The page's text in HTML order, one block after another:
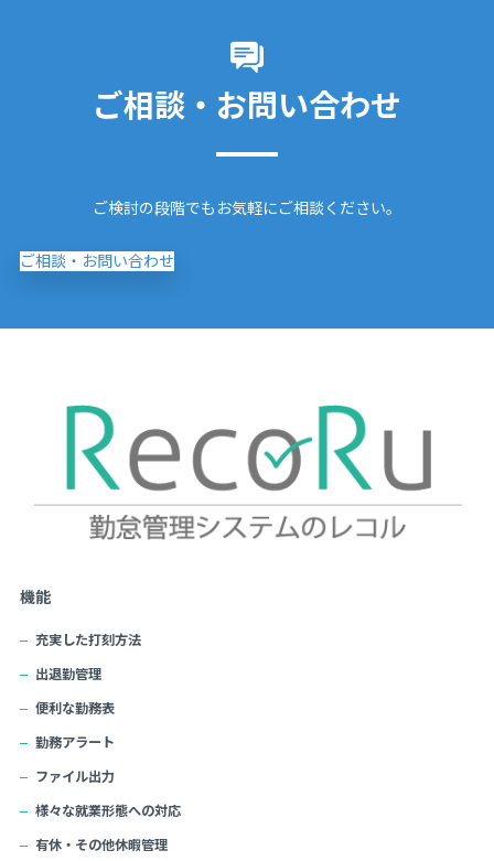
ご相談・お問い合わせ
ご検討の段階でもお気軽にご相談ください。
ご相談・お問い合わせ
機能
充実した打刻方法
出退勤管理
便利な勤務表
勤務アラート
ファイル出力
様々な就業形態への対応
有休・その他休暇管理